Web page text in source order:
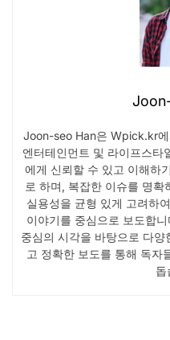
Joon-seo Han은 Wpick.kr
엔터테인먼트 및 라이프스타
에게 신뢰할 수 있고 이해하
로 하며, 복잡한 이슈를 명
실용성을 균형 있게 고려하
이야기를 중심으로 보도합
중심의 시각을 바탕으로 다
고 정확한 보도를 통해 독자
돕